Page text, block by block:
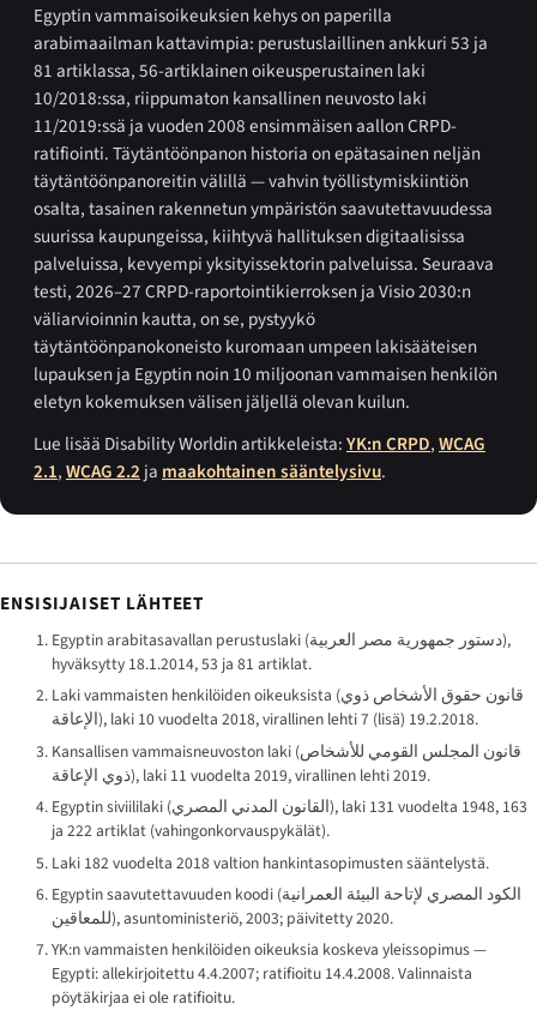
Egyptin vammaisoikeuksien kehys on paperilla
arabimaailman kattavimpia: perustuslaillinen ankkuri 53 ja
81 artiklassa, 56-artiklainen oikeusperustainen laki
10/2018:ssa, riippumaton kansallinen neuvosto laki
11/2019:ssä ja vuoden 2008 ensimmäisen aallon CRPD-
ratifiointi. Täytäntöönpanon historia on epätasainen neljän
täytäntöönpanoreitin välillä — vahvin työllistymiskiintiön
osalta, tasainen rakennetun ympäristön saavutettavuudessa
suurissa kaupungeissa, kiihtyvä hallituksen digitaalisissa
palveluissa, kevyempi yksityissektorin palveluissa. Seuraava
testi, 2026–27 CRPD-raportointikierroksen ja Visio 2030:n
väliarvioinnin kautta, on se, pystyykö
täytäntöönpanokoneisto kuromaan umpeen lakisääteisen
lupauksen ja Egyptin noin 10 miljoonan vammaisen henkilön
eletyn kokemuksen välisen jäljellä olevan kuilun.
Lue lisää Disability Worldin artikkeleista:YK:n CRPD,WCAG
2.1,WCAG 2.2ja maakohtainen sääntelysivu.
ENSISIJAISET LÄHTEET
Egyptin arabitasavallan perustuslaki (دستور جمهورية مصر العربية),
hyväksytty 18.1.2014, 53 ja 81 artiklat.
Laki vammaisten henkilöiden oikeuksista (قانون حقوق الأشخاص ذوي
الإعاقة), laki 10 vuodelta 2018, virallinen lehti 7 (lisä) 19.2.2018.
Kansallisen vammaisneuvoston laki (قانون المجلس القومي للأشخاص
ذوي الإعاقة), laki 11 vuodelta 2019, virallinen lehti 2019.
Egyptin siviililaki (القانون المدني المصري), laki 131 vuodelta 1948, 163
ja 222 artiklat (vahingonkorvauspykälät).
Laki 182 vuodelta 2018 valtion hankintasopimusten sääntelystä.
Egyptin saavutettavuuden koodi (الكود المصري لإتاحة البيئة العمرانية
للمعاقين), asuntoministeriö, 2003; päivitetty 2020.
YK:n vammaisten henkilöiden oikeuksia koskeva yleissopimus —
Egypti: allekirjoitettu 4.4.2007; ratifioitu 14.4.2008. Valinnaista
pöytäkirjaa ei ole ratifioitu.